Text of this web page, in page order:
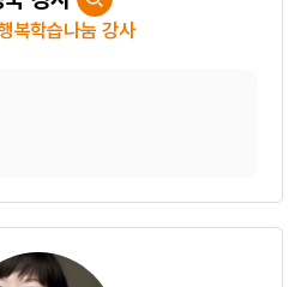
복학습나눔 강사